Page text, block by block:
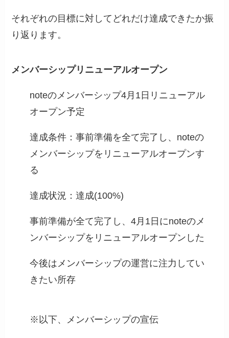
それぞれの目標に対してどれだけ達成できたか振
り返ります。
メンバーシップリニューアルオープン
noteのメンバーシップ4月1日リニューアル
オープン予定
達成条件：事前準備を全て完了し、noteの
メンバーシップをリニューアルオープンす
る
達成状況：達成(100%)
事前準備が全て完了し、4月1日にnoteのメ
ンバーシップをリニューアルオープンした
今後はメンバーシップの運営に注力してい
きたい所存
※以下、メンバーシップの宣伝